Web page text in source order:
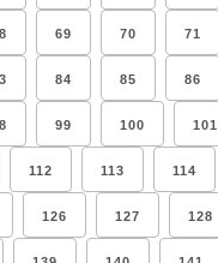
69 70 71
84 85 86
99 100 101
112 113 114
126 127 128